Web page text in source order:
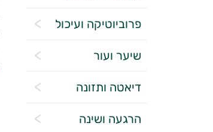
פרוביוטיקה ועיכול
שיער ועור
דיאטה ותזונה
הרגעה ושינה